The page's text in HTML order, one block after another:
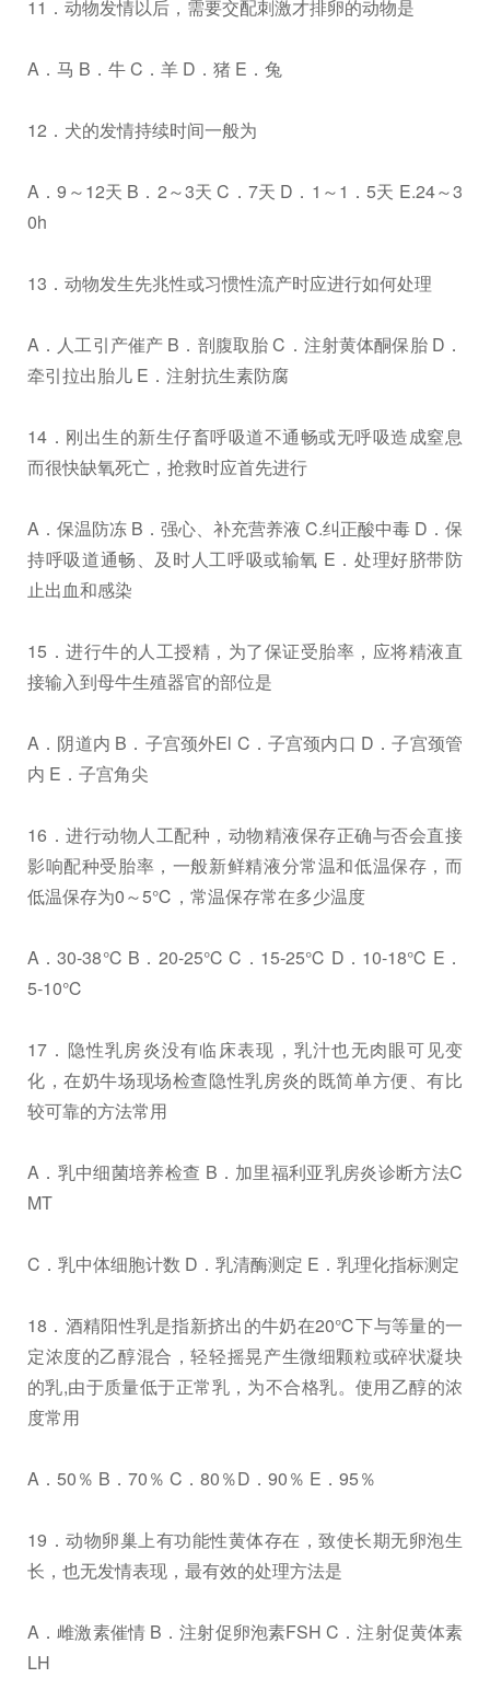
11．动物发情以后，需要交配刺激才排卵的动物是
A．马 B．牛 C．羊 D．猪 E．兔
12．犬的发情持续时间一般为
A．9～12天 B．2～3天 C．7天 D．1～1．5天 E.24～3
0h
13．动物发生先兆性或习惯性流产时应进行如何处理
A．人工引产催产 B．剖腹取胎 C．注射黄体酮保胎 D．
牵引拉出胎儿 E．注射抗生素防腐
14．刚出生的新生仔畜呼吸道不通畅或无呼吸造成窒息
而很快缺氧死亡，抢救时应首先进行
A．保温防冻 B．强心、补充营养液 C.纠正酸中毒 D．保
持呼吸道通畅、及时人工呼吸或输氧 E．处理好脐带防
止出血和感染
15．进行牛的人工授精，为了保证受胎率，应将精液直
接输入到母牛生殖器官的部位是
A．阴道内 B．子宫颈外El C．子宫颈内口 D．子宫颈管
内 E．子宫角尖
16．进行动物人工配种，动物精液保存正确与否会直接
影响配种受胎率，一般新鲜精液分常温和低温保存，而
低温保存为0～5℃，常温保存常在多少温度
A．30-38℃ B．20-25℃ C．15-25℃ D．10-18℃ E．
5-10℃
17．隐性乳房炎没有临床表现，乳汁也无肉眼可见变
化，在奶牛场现场检查隐性乳房炎的既简单方便、有比
较可靠的方法常用
A．乳中细菌培养检查 B．加里福利亚乳房炎诊断方法C
MT
C．乳中体细胞计数 D．乳清酶测定 E．乳理化指标测定
18．酒精阳性乳是指新挤出的牛奶在20℃下与等量的一
定浓度的乙醇混合，轻轻摇晃产生微细颗粒或碎状凝块
的乳,由于质量低于正常乳，为不合格乳。使用乙醇的浓
度常用
A．50％ B．70％ C．80％D．90％ E．95％
19．动物卵巢上有功能性黄体存在，致使长期无卵泡生
长，也无发情表现，最有效的处理方法是
A．雌激素催情 B．注射促卵泡素FSH C．注射促黄体素
LH